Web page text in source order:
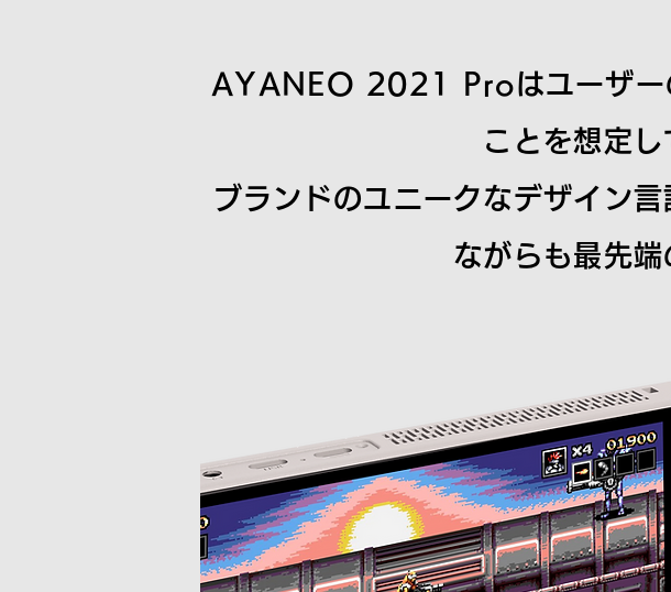
AYANEO 2021 Proはユーザー
ことを想定し
ブランドのユニークなデザイン
ながらも最先端